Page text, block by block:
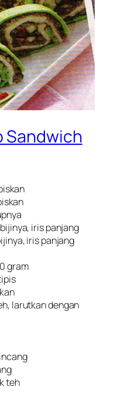
Sandwich
iris panjang
iris panjang
gram
larutkan dengan
teh